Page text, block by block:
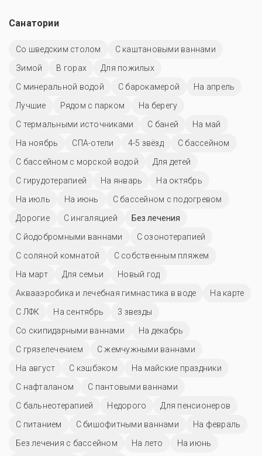
Санатории
Со шведским столом
С каштановыми ваннами
Зимой
В горах
Для пожилых
С минеральной водой
С барокамерой
На апрель
Лучшие
Рядом с парком
На берегу
С термальными источниками
С баней
На май
На ноябрь
СПА-отели 4-5 звёзд
C бассейном
С бассейном с морской водой
Для детей
С гирудотерапией
На январь
На октябрь
На июль
На июнь
С бассейном с подогревом
Дорогие
С ингаляцией
Без лечения
С йодобромными ваннами
С озонотерапией
С соляной комнатой
С собственным пляжем
На март
Для семьи
Новый год
Аквааэробика и лечебная гимнастика в воде
На карте
С ЛФК
На сентябрь
3 звезды
Со скипидарными ваннами
На декабрь
С грязелечением
С жемчужными ваннами
На август
С кэшбэком
На майские праздники
С нафталаном
С пантовыми ваннами
С бальнеотерапией
Недорого
Для пенсионеров
С питанием
С бишофитными ваннами
На февраль
Без лечения с бассейном
На лето
На июнь